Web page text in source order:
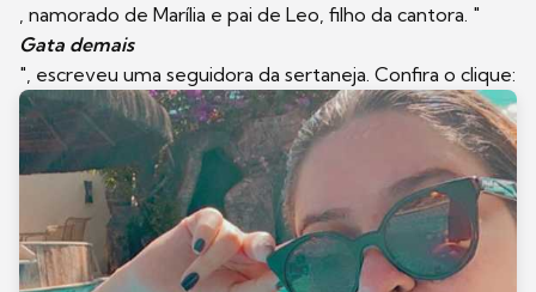
, namorado de Marília e pai de Leo, filho da cantora. "
Gata demais
", escreveu uma seguidora da sertaneja. Confira o clique: